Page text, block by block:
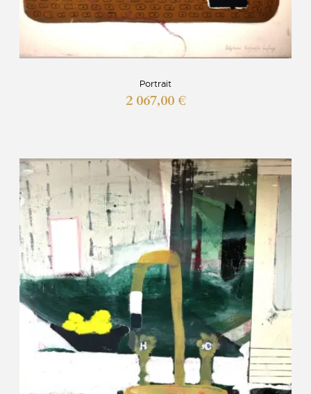
Portrait
2 067,00€